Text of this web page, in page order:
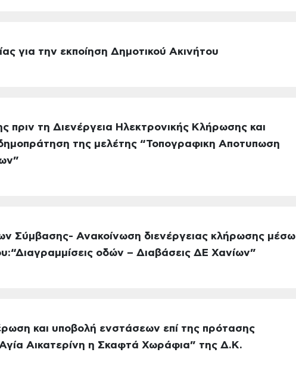
για την εκποίηση Δημοτικού Ακινήτου
πριν τη Διενέργεια Ηλεκτρονικής Κλήρωσης και
της μελέτης “Τοπογραφικη Αποτυπωση
Σύμβασης- Ανακοίνωση διενέργειας κλήρωσης μέσω
οδών – Διαβάσεις ΔΕ Χανίων”
και υποβολή ενστάσεων επί της πρότασης
Αικατερίνη η Σκαφτά Χωράφια” της Δ.Κ.